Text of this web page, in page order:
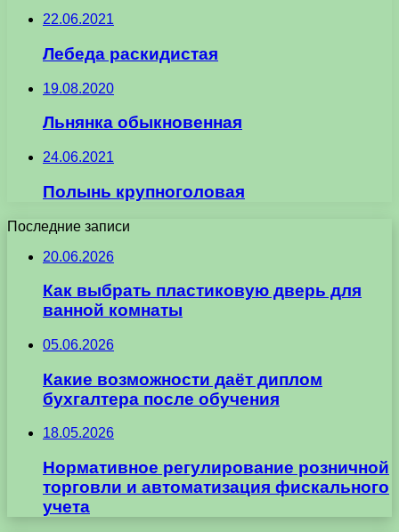
22.06.2021
Лебеда раскидистая
19.08.2020
Льнянка обыкновенная
24.06.2021
Полынь крупноголовая
Последние записи
20.06.2026
Как выбрать пластиковую дверь для
ванной комнаты
05.06.2026
Какие возможности даёт диплом
бухгалтера после обучения
18.05.2026
Нормативное регулирование розничной
торговли и автоматизация фискального
учета